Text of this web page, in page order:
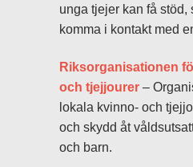
unga tjejer kan få stöd,
komma i kontakt med
Riksorganisationen
och tjejjourer –
lokala kvinno- och
och skydd åt
och barn.